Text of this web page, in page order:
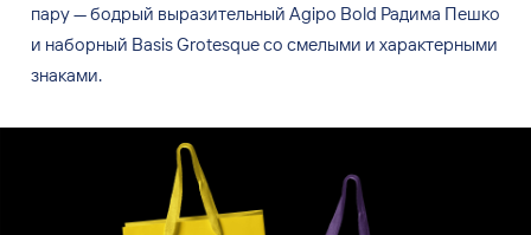
пару—бодрый выразительный Agipo Bold Радима Пешко
и наборный Basis Grotesque со смелыми и характерными
знаками.